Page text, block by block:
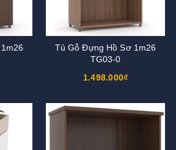
Tủ Gỗ Đựng Hồ Sơ 1m26
TG03-0
1.498.000₫